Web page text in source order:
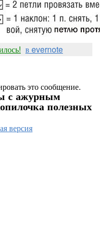
в evernote
это сообщение.
с ажурным
полезных
версия